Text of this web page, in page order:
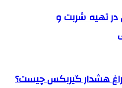
تهیه شربت و
هشدار گیربکس چیست؟